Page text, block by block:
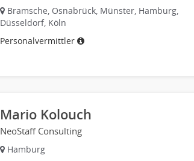
Bramsche, Osnabrück, Münster, Hamburg,
Düsseldorf, Köln
Personalvermittler
Mario Kolouch
NeoStaff Consulting
Hamburg